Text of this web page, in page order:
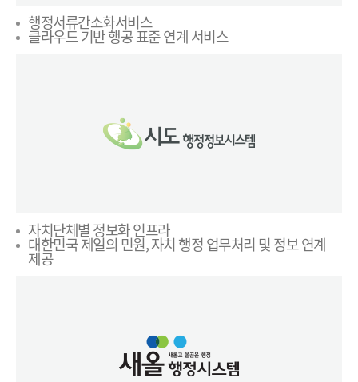
행정서류간소화서비스
클라우드 기반 행공 표준 연계 서비스
자치단체별 정보화 인프라
대한민국 제일의 민원, 자치 행정 업무처리 및 정보 연계
제공